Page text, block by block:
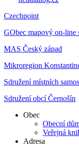
Czechpoint
GObec mapový on-line
MAS Český západ
Mikroregion
Sdružení místních
Sdružení obcí Černošín
Obec
Obecní
Veřejná
Adresa